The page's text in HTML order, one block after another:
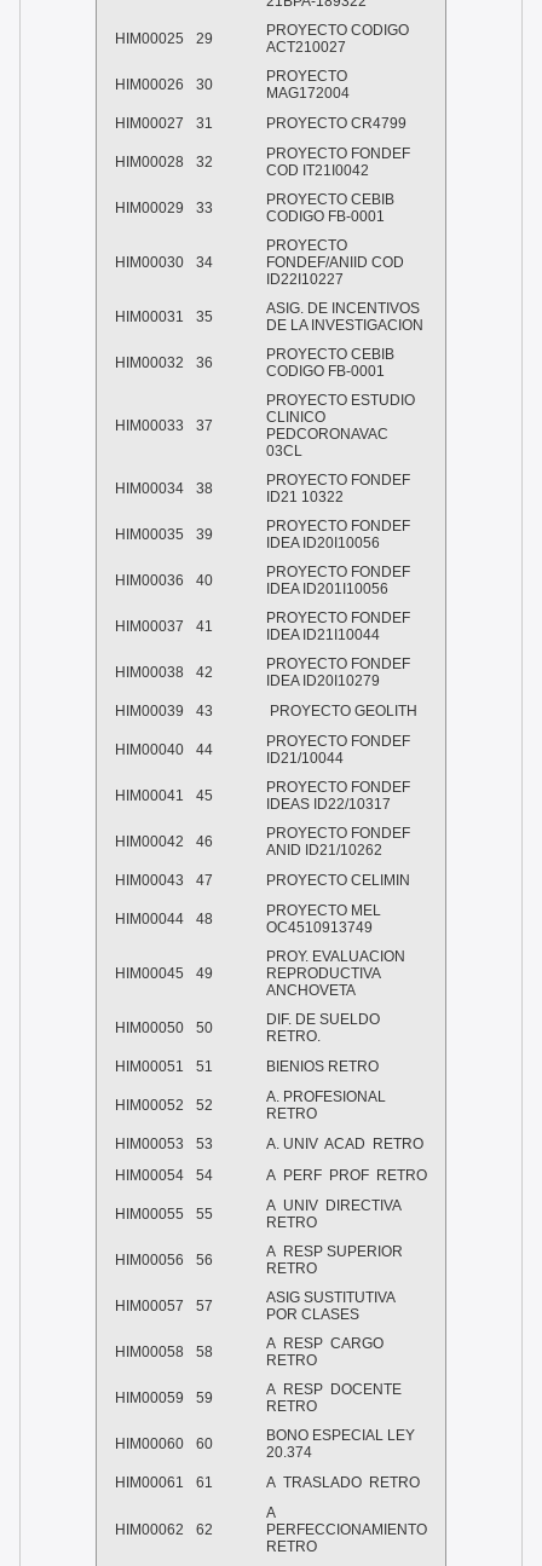
HIM00025 29
PROYECTO CODIGO
ACT210027
HIM00026 30
PROYECTO
MAG172004
HIM00027
31 PROYECTO CR4799
HIM00028 32
PROYECTO FONDEF
COD IT21I0042
HIM00029 33
PROYECTO CEBIB
CODIGO FB-0001
HIM00030 34
PROYECTO
FONDEF/ANIID COD
ID22I10227
HIM00031 35
ASIG. DE INCENTIVOS
DE LA INVESTIGACION
HIM00032 36
PROYECTO CEBIB
CODIGO FB-0001
HIM00033 37
PROYECTO ESTUDIO
CLINICO
PEDCORONAVAC
03CL
HIM00034 38
PROYECTO FONDEF
ID21 10322
HIM00035 39
PROYECTO FONDEF
IDEA ID20I10056
HIM00036 40
PROYECTO FONDEF
IDEA ID201I10056
HIM00037 41
PROYECTO FONDEF
IDEA ID21I10044
HIM00038 42
PROYECTO FONDEF
IDEA ID20I10279
HIM00039
43 PROYECTO GEOLITH
HIM00040 44
PROYECTO FONDEF
ID21/10044
HIM00041 45
PROYECTO FONDEF
IDEAS ID22/10317
HIM00042 46
PROYECTO FONDEF
ANID ID21/10262
HIM00043
47 PROYECTO CELIMIN
HIM00044 48
PROYECTO MEL
OC4510913749
HIM00045 49
PROY. EVALUACION
REPRODUCTIVA
ANCHOVETA
HIM00050 50
DIF. DE SUELDO
RETRO.
HIM00051
51 BIENIOS RETRO
HIM00052 52
A. PROFESIONAL
RETRO
HIM00053
53
A. UNIV ACAD RETRO
HIM00054
54 A PERF PROF RETRO
HIM00055 55
A UNIV DIRECTIVA
RETRO
HIM00056 56
A RESP SUPERIOR
RETRO
HIM00057 57
ASIG SUSTITUTIVA
POR CLASES
HIM00058 58
A RESP CARGO
RETRO
HIM00059 59
A RESP DOCENTE
RETRO
HIM00060 60
BONO ESPECIAL LEY
20.374
HIM00061
61 A TRASLADO RETRO
HIM00062 62
A
PERFECCIONAMIENTO
RETRO